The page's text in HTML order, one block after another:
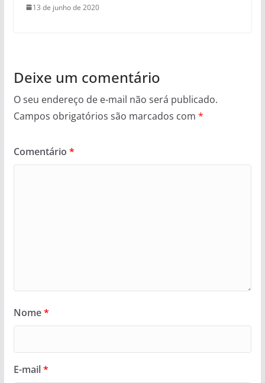
13 de junho de 2020
Deixe um comentário
O seu endereço de e-mail não será publicado.
Campos obrigatórios são marcados com *
Comentário *
Nome*
E-mail*